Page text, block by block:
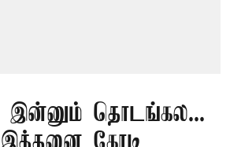
இன்னும் தொடங்கல...